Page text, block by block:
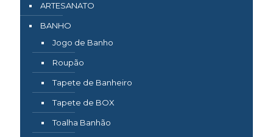
ARTESANATO
BANHO
Jogo de Banho
Roupão
Tapete de Banheiro
Tapete de BOX
Toalha Banhão